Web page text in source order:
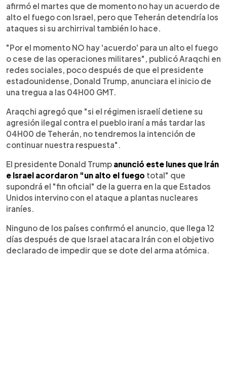
afirmó el martes que de momento no hay un acuerdo de
alto el fuego con Israel, pero que Teherán detendría los
ataques si su archirrival también lo hace.
"Por el momento NO hay 'acuerdo' para un alto el fuego
o cese de las operaciones militares", publicó Araqchi en
redes sociales, poco después de que el presidente
estadounidense, Donald Trump, anunciara el inicio de
una tregua a las 04H00 GMT.
Araqchi agregó que "si el régimen israelí detiene su
agresión ilegal contra el pueblo iraní a más tardar las
04H00 de Teherán, no tendremos la intención de
continuar nuestra respuesta".
El presidente Donald Trump anunció este lunes que Irán
e Israel acordaron "un alto el fuego total" que
supondrá el "fin oficial" de la guerra en la que Estados
Unidos intervino con el ataque a plantas nucleares
iraníes.
Ninguno de los países confirmó el anuncio, que llega 12
días después de que Israel atacara Irán con el objetivo
declarado de impedir que se dote del arma atómica.